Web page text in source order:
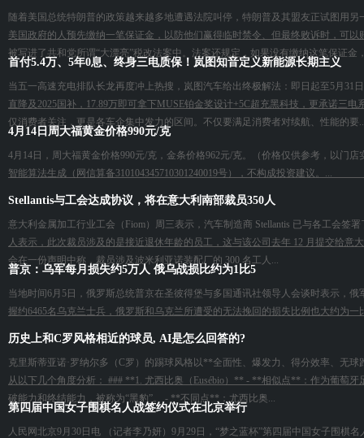
随着美国总统特朗普的政策越来越多地遭遇法院叫停，特朗普及其盟友正试图用
美国政府的人预先缴纳一笔保证金，以防他们赢得临时禁令、但最终败诉时，可
被写进了共和党所谓“大漂亮”税改法案中。法案还规定，如果没有缴纳这笔保证金
首付5.4万、5年0息、终身三电质保！岚图知音定义新能源长期主义
当五一高速充电排队长龙再度冲上热搜，岚图汽车给出终极解法：即日起至5月31
直降及2025国补，17.89万即可拿下MUSE铂金奖设计+5C超充黑科技，更承诺三
仅消费者关注，更是各车企集中发力的区间。不仅要满足消费者对续航、性能的要
4月14日周大福黄金价格990元/克
4月14日，周大福黄金价格990元/克，金条价格962元/克。（价格仅供参考，以门
智能算法生成（网信算备310104345710301240019号），不构成投资建议。...
Stellantis与工会达成协议，将在意大利南部裁员350人
意大利金属加工行业工会（Fiom）周三表示，汽车制造商 Stellantis 已与各工会签
人表示，此次裁员涉及的是接近退休年龄的员工，这与该公司去年 12 月提交给
会在一份声明中称，裁员涉及波米利亚诺装配厂的 300 名工人...
普京：乌军每月损失约5万人 俄乌战损比约为1比5
当地时间6月5日，俄罗斯总统普京在圣彼得堡与多国通讯社领导人会谈时表示，
握约6465名乌克兰士兵，俄罗斯和乌克兰所遭受的无法挽回的损失比例也大约为
历史上和C罗风格相近的球员, AI是怎么回答的?
克里斯蒂亚诺·罗纳尔多（C罗）的踢球风格以**全面性、爆发力、得分效率、无
从以下几个角度分析： ### **1. 尤西比奥（Eusébio）** - **相似点**：作为葡萄
破能力和终结能力，被称为“黑豹”。 - **不同点**：尤西比奥...
第四届中国女子围棋名人战签约仪式在北京举行
人民网北京9月30日电 （记者李乃妍）9月29日，“梦之蓝杯”第四届中国女子围